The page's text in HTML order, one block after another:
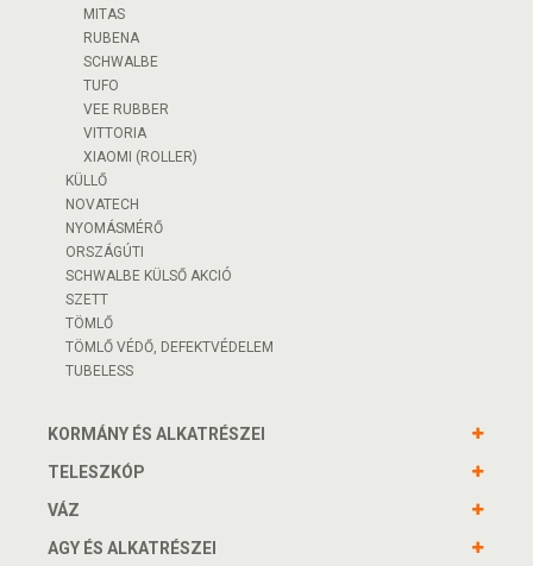
MITAS
RUBENA
SCHWALBE
TUFO
VEE RUBBER
VITTORIA
XIAOMI (ROLLER)
KÜLLŐ
NOVATECH
NYOMÁSMÉRŐ
ORSZÁGÚTI
SCHWALBE KÜLSŐ AKCIÓ
SZETT
TÖMLŐ
TÖMLŐ VÉDŐ, DEFEKTVÉDELEM
TUBELESS
KORMÁNY ÉS ALKATRÉSZEI
TELESZKÓP
VÁZ
AGY ÉS ALKATRÉSZEI